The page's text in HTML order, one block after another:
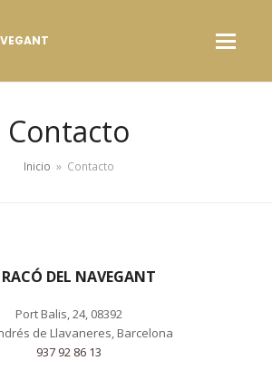
Contacto
Inicio » Contacto
RACÓ DEL NAVEGANT
Port Balis, 24, 08392
de Llavaneres, Barcelona
937 92 86 13